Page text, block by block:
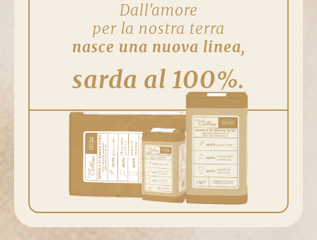
Dall'amore
per la nostra terra
nasce una nuova linea,
sarda al 100%.